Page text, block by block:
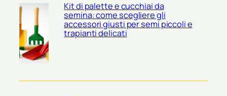
Kit di palette e cucchiai da
semina: come scegliere gli
accessori giusti per semi piccoli e
trapianti delicati